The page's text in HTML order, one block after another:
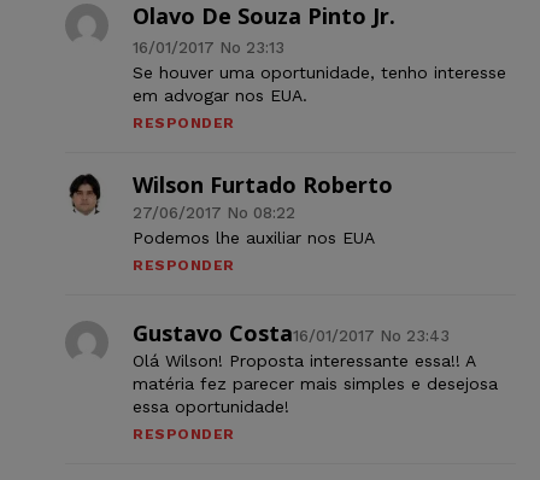
Olavo De Souza Pinto Jr.
16/01/2017 No 23:13
Se houver uma oportunidade, tenho interesse
em advogar nos EUA.
RESPONDER
Wilson Furtado Roberto
27/06/2017 No 08:22
Podemos lhe auxiliar nos EUA
RESPONDER
Gustavo Costa16/01/2017 No 23:43
Olá Wilson! Proposta interessante essa!! A
matéria fez parecer mais simples e desejosa
essa oportunidade!
RESPONDER